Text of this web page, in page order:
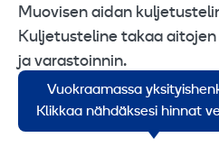
Muovisen aidan
Kuljetusteline takaa
ja varastoinnin.
Materiaali: sinkitty teräs.
Vuokraamassa
Klikkaa nähdäksesi hinnat